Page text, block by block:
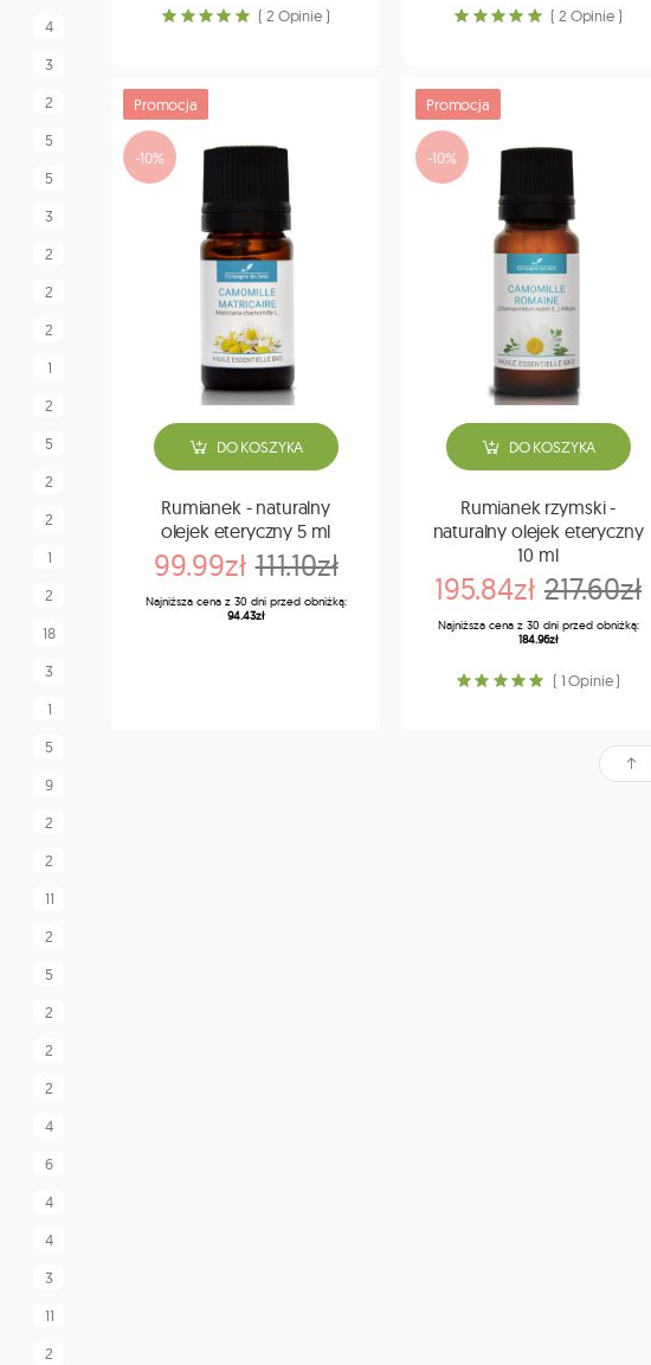
4
3
2
5
5
3
2
2
2
1
2
5
2
2
1
2
18
3
1
5
9
2
2
11
2
5
2
2
2
4
6
4
4
3
11
2
( 2 Opinie ) ( 2 Opinie )
Promocja
-10%
DO KOSZYKA
Rumianek - naturalny
olejek eteryczny 5 ml
99.99zł 111.10zł
Najniższa cena z 30 dni przed obniżką:
94.43zł
Promocja
-10%
DO KOSZYKA
Rumianek rzymski -
naturalny olejek eteryczny
10 ml
195.84zł 217.60zł
Najniższa cena z 30 dni przed obniżką:
184.96zł
( 1 Opinie )